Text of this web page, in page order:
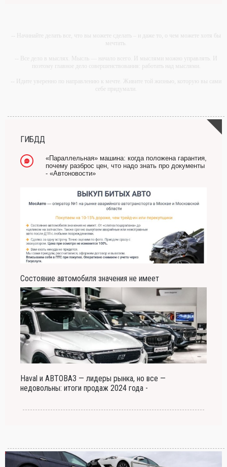
-- Начинайте делать все, что вы можете сделать – и даже то, о чем можете хотя бы
мечтать.
-- Все дело в мыслях. Мысль — начало всего. И мыслями можно управлять. И
поэтому главное дело совершенствования: работать над мыслями.
-- Идите уверенно по направлению к мечте. Живите той жизнью, которую вы сами
себе придумали.
-- Лучшее, что можно сделать с хорошим советом, это пропустить его мимо ушей.
ГИБДД
«Параллельная» машина: когда положена гарантия,
почему разброс цен, что надо знать про документы
- «Автоновости»
Состояние автомобиля значения не имеет
Haval и АВТОВАЗ — лидеры рынка, но все —
недовольны: итоги продаж 2024 года -